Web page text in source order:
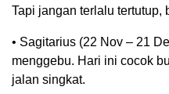
Tapi jangan terlalu tertutup,
• Sagitarius (22 Nov – 21
menggebu. Hari ini cocok
jalan singkat.